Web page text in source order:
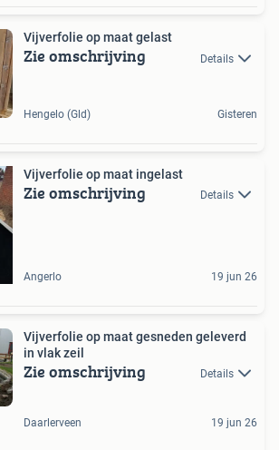
Vijverfolie op maat gelast
Zie omschrijving Details
Hengelo (Gld) Gisteren
Vijverfolie op maat ingelast
Zie omschrijving Details
Angerlo 19 jun 26
Vijverfolie op maat gesneden geleverd
in vlak zeil
Zie omschrijving Details
Daarlerveen 19 jun 26